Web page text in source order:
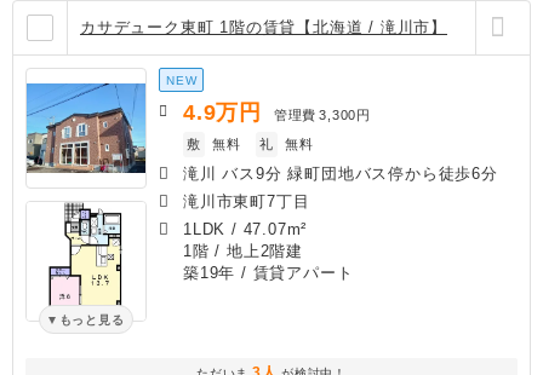
カサデューク東町 1階の賃貸【北海道 / 滝川市】
もっと見る
NEW
4.9万円 管理費 3,300円
敷
無料 礼 無料
滝川 バス9分 緑町団地バス停から徒歩6分
滝川市東町7丁目
1LDK / 47.07m²
1階 / 地上2階建
築19年 / 賃貸アパート